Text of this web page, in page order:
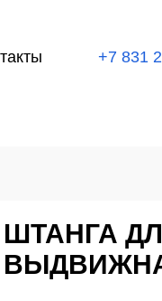
+7 831
ШТАНГА